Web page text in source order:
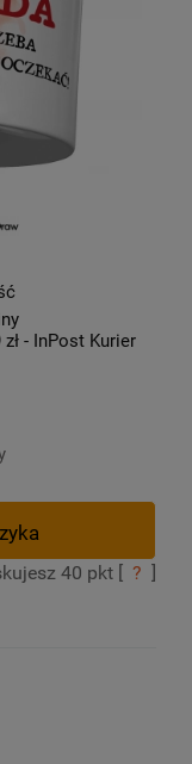
- InPost Kurier
40 pkt [ ? ]